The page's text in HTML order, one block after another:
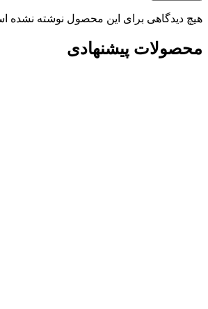
هیچ دیدگاهی برای این محصول نوشته نشده
محصولات پیشنهادی